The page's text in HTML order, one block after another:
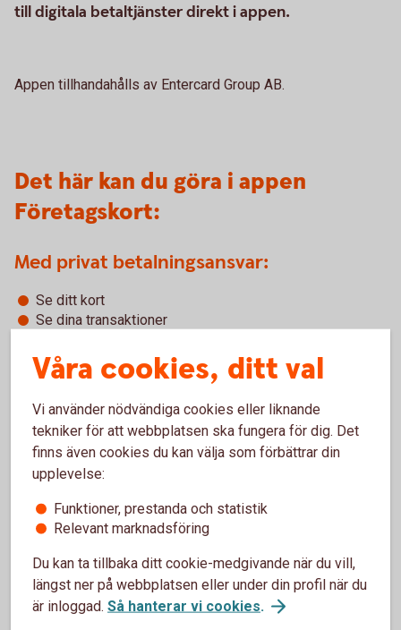
till digitala betaltjänster direkt i appen.
Appen tillhandahålls av Entercard Group AB.
Det här kan du göra i appen
Företagskort:
Med privat betalningsansvar:
Se ditt kort
Se dina transaktioner
Se använt belopp av köpgränsen (beloppet av samtliga
transaktioner och obetalda fakturor)
står på kortet)
Ansluta ditt kort till digitala betaltjänster
När företaget har betalningsansvar:
Se dina transaktioner
Se beloppet av alla transaktioner som har gjorts efter
den senaste fakturan skapades
Våra cookies, ditt val
Vi använder nödvändiga cookies eller liknande
tekniker för att webbplatsen ska fungera för dig. Det
finns även cookies du kan välja som förbättrar din
upplevelse:
Funktioner, prestanda och statistik
Relevant marknadsföring
Du kan ta tillbaka ditt cookie-medgivande när du vill,
längst ner på webbplatsen eller under din profil när du
är inloggad. Så hanterar vi cookies.